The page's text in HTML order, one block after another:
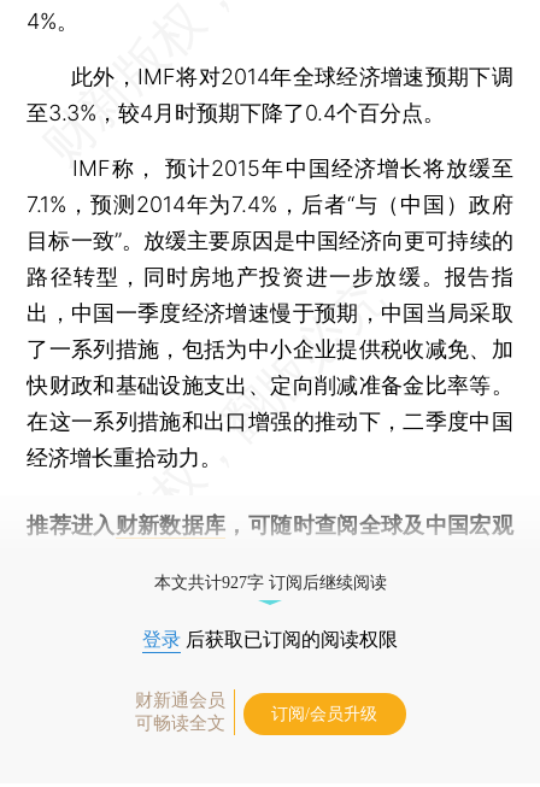
4%。
此外，IMF将对2014年全球经济增速预期下调
至3.3%，较4月时预期下降了0.4个百分点。
IMF称， 预计2015年中国经济增长将放缓至
7.1%，预测2014年为7.4%，后者“与（中国）政府
目标一致”。放缓主要原因是中国经济向更可持续的
路径转型，同时房地产投资进一步放缓。报告指
出，中国一季度经济增速慢于预期，中国当局采取
了一系列措施，包括为中小企业提供税收减免、加
快财政和基础设施支出、定向削减准备金比率等。
在这一系列措施和出口增强的推动下，二季度中国
经济增长重拾动力。
推荐进入 财新数据库 ，可随时查阅全球及中国宏观
本文共计927字 订阅后继续阅读
登录 后获取已订阅的阅读权限
财新通会员
可畅读全文
订阅/会员升级